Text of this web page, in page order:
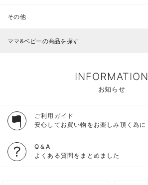
その他
ママ&ベビーの商品を探す
INFORMATION
お知らせ
ご利用ガイド
安心してお買い物をお楽しみ頂く為に
Q＆A
よくある質問をまとめました